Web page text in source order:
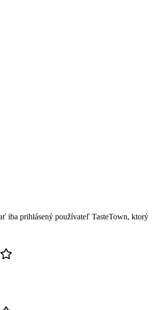
iba prihlásený používateľ TasteTown, ktorý